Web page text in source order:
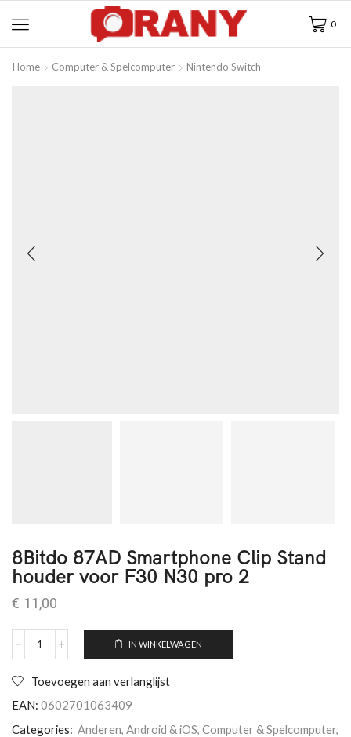
0
Home Computer & Spelcomputer Nintendo Switch
8Bitdo 87AD Smartphone Clip Stand
houder voor F30 N30 pro 2
€ 11,00
IN WINKELWAGEN
Toevoegen aan verlanglijst
EAN: 0602701063409
Categories: Anderen, Android & iOS, Computer & Spelcomputer,